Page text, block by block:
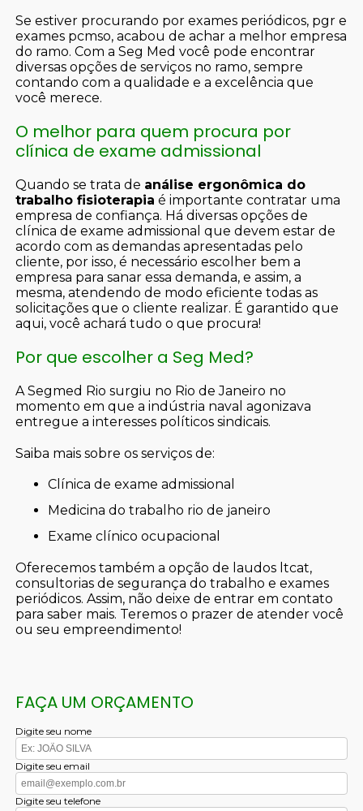
Se estiver procurando por exames periódicos, pgr e
exames pcmso, acabou de achar a melhor empresa
do ramo. Com a Seg Med você pode encontrar
diversas opções de serviços no ramo, sempre
contando com a qualidade e a excelência que
você merece.
O melhor para quem procura por
clínica de exame admissional
Quando se trata de análise ergonômica do
trabalho fisioterapia é importante contratar uma
empresa de confiança. Há diversas opções de
clínica de exame admissional que devem estar de
acordo com as demandas apresentadas pelo
cliente, por isso, é necessário escolher bem a
empresa para sanar essa demanda, e assim, a
mesma, atendendo de modo eficiente todas as
solicitações que o cliente realizar. É garantido que
aqui, você achará tudo o que procura!
Por que escolher a Seg Med?
A Segmed Rio surgiu no Rio de Janeiro no
momento em que a indústria naval agonizava
entregue a interesses políticos sindicais.
Saiba mais sobre os serviços de:
clínica de exame admissional
medicina do trabalho rio de janeiro
exame clínico ocupacional
Oferecemos também a opção de laudos ltcat,
consultorias de segurança do trabalho e exames
periódicos. Assim, não deixe de entrar em contato
para saber mais. Teremos o prazer de atender você
ou seu empreendimento!
FAÇA UM ORÇAMENTO
Digite seu nome
Digite seu email
Digite seu telefone